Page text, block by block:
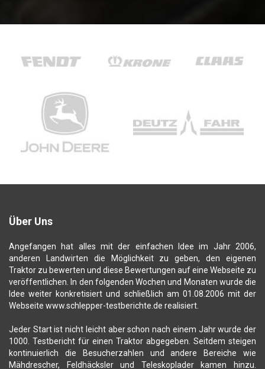
Über Uns
Angefangen hat alles mit der einfachen Idee im Jahr 2006,
anderen Landwirten die Möglichkeit zu geben, den eigenen
Traktor zu bewerten und diese Bewertungen auf eine Webseite zu
veröffentlichen. In den folgenden Wochen und Monaten wurde die
Idee weiter konkretisiert und schließlich am 01.08.2006 mit der
Webseite www.schlepper-testberichte.de realisiert.
Jeder Start ist nicht leicht aber schon nach einem Jahr wurde der
1000. Testbericht für einen Traktor abgegeben. Seitdem steigen
kontinuierlich die Besucherzahlen und andere Bereiche wie
Mähdrescher, Feldhäcksler und Teleskoplader kamen hinzu.